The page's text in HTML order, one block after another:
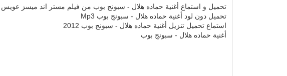
تحميل و استماع أغنية حماده هلال - سبونج بوب من فيلم مستر اند ميسز عويس 2012
تحميل دون لود أغنية حماده هلال - سبونج بوب Mp3
استماع تحميل تنزيل أغنية حماده هلال - سبونج بوب 2012
أغنية حماده هلال - سبونج بوب